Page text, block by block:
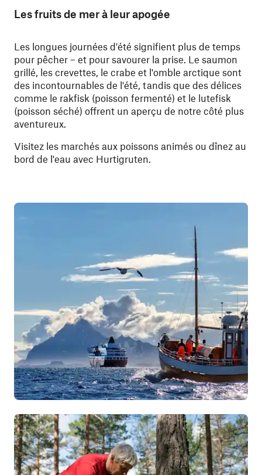
Les fruits de mer à leur apogée
Les longues journées d'été signifient plus de temps
pour pêcher – et pour savourer la prise. Le saumon
grillé, les crevettes, le crabe et l'omble arctique sont
des incontournables de l'été, tandis que des délices
comme le rakfisk (poisson fermenté) et le lutefisk
(poisson séché) offrent un aperçu de notre côté plus
aventureux.
Visitez les marchés aux poissons animés ou dînez au
bord de l'eau avec Hurtigruten.